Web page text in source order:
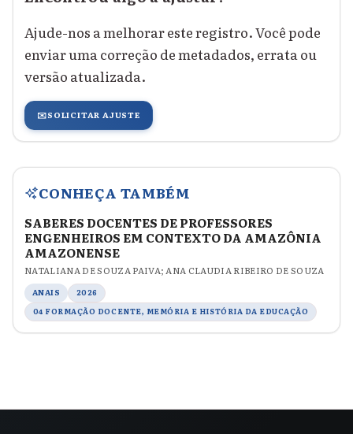
Ajude-nos a melhorar este registro. Você pode
enviar uma correção de metadados, errata ou
versão atualizada.
✉️SOLICITAR AJUSTE
CONHEÇA TAMBÉM
SABERES DOCENTES DE PROFESSORES
ENGENHEIROS EM CONTEXTO DA AMAZÔNIA
AMAZONENSE
NATALIANA DE SOUZA PAIVA; ANA CLAUDIA RIBEIRO DE SOUZA
ANAIS
2026
04 FORMAÇÃO DOCENTE, MEMÓRIA E HISTÓRIA DA EDUCAÇÃO